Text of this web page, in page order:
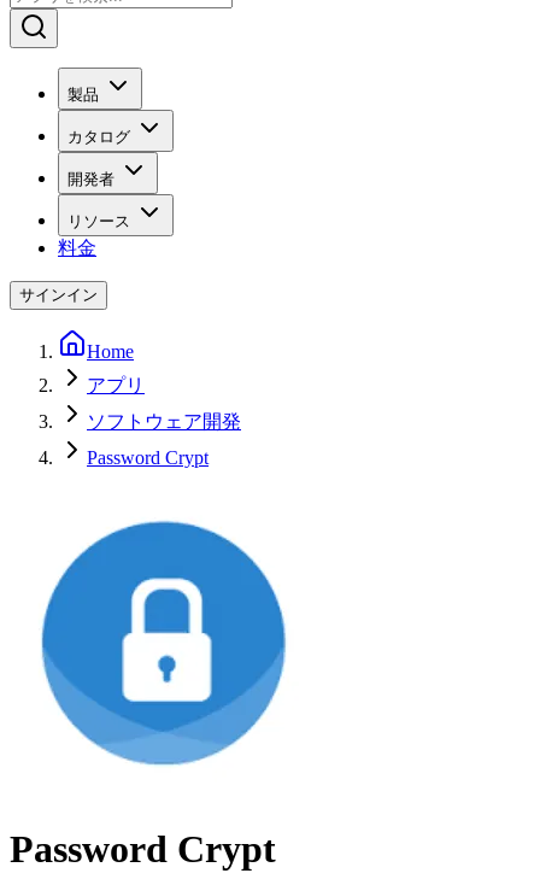
製品
カタログ
開発者
リソース
料金
サインイン
Home
アプリ
ソフトウェア開発
Password Crypt
Password Crypt